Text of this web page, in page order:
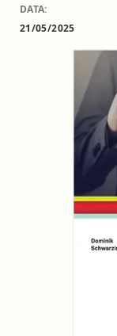
DATA:
21/05/2025